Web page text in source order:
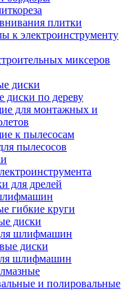
плитки
к электроинструменту
миксеров
диски
диски по дереву
для монтажных и
к пылесосам
пылесосов
для дрелей
гибкие круги
диски
шлифмашин
диски
шлифмашин
и полировальные